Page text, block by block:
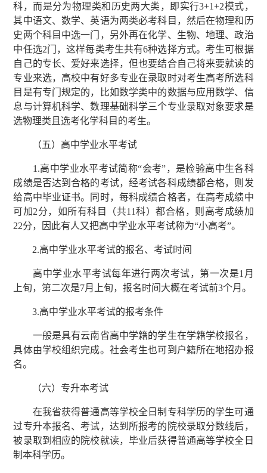
科，而是分为物理类和历史两大类，即实行3+1+2模式，
其中语文、数学、英语为两类必考科目，然后在物理和历
史两个科目中选一门，另外再在化学、生物、地理、政治
中任选2门，这样每类考生共有6种选择方式。考生可根据
自己的专长、爱好来选择，但也要结合自己将来要就读的
专业来选，高校中有好多专业在录取时对考生高考所选科
目是有专门规定的，比如数学类中的数据与应用数学、信
息与计算机科学、数理基础科学三个专业录取对象要求是
选物理类且选考化学科目的考生。
（五）高中学业水平考试
1.高中学业水平考试简称“会考”，是检验高中生各科
成绩是否达到合格的考试，经考试各科成绩都合格，则发
给高中毕业证书。同时，每科成绩合格者，在高考成绩中
可加2分，如所有科目（共11科）都合格，则高考成绩加
22分，因此有人又把高中学业水平考试称为“小高考”。
2.高中学业水平考试的报名、考试时间
高中学业水平考试每年进行两次考试，第一次是1月
上旬，第二次是7月上旬，报名时间大概在考试前3个月。
3.高中学业水平考试的报考条件
一般是具有云南省高中学籍的学生在学籍学校报名，
具体由学校组织完成。社会考生也可到户籍所在地招办报
名。
（六）专升本考试
在我省获得普通高等学校全日制专科学历的学生可通
过专升本报名、考试，达到所报考的院校录取分数线后，
被录取到相应的院校就读，毕业后获得普通高等学校全日
制本科学历。